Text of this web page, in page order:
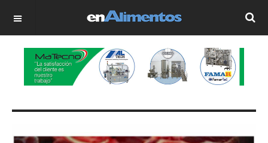
OFF CANVAS